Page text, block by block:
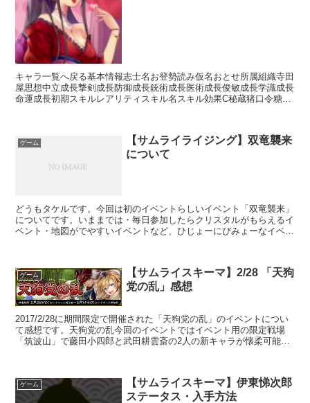
キャラ一覧へ戻る基本情報志士名お登勢読み仮名おとせ所属組織寺田
屋思想中立成長撃剣成長防御成長銃術成長医術成長俊敏成長学識成長
命運成長初期スキルレアリティスキル名スキル効果C秘蔵猪口令糖
ゲーム
【サムライライジング】双竜襲来
について
どうもタケルです。今回は初のイベントらしいイベント「双竜襲来」
についてです。いままでは・毎日参加したらクリスタルがもらえるイ
ベント・地図がでやすいイベントなど、ひじょーにびみょーなイベン
ゲーム
【サムライスキーマ】2/28 「天狗
党の乱」感想
2017/2/28に期間限定で開催された「天狗党の乱」のイベントについ
て感想です。天狗党の乱今回のイベントではイベント用の限定戦場
「筑波山」で藤田小四郎と武田耕雲斎の2人の新キャラが懐柔可能で
ゲーム
【サムライスキーマ】伊東悌次郎
ステータス・入手方法